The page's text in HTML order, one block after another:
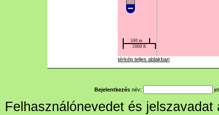
térkép teljes ablakban
Bejelentkezés név:
Felhasználónevedet és